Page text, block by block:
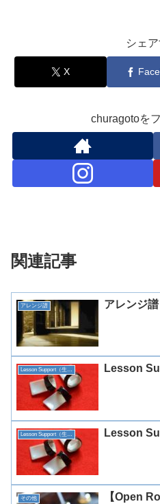
シェ
X
churagotoを
関連記事
アレンジ譜 アレンジ譜
Lesson Support（生田） Lesson
Lesson
その他 【Open